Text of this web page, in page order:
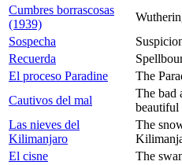
Cumbres borrascosas
(1939)
Sospecha
Recuerda
El proceso Paradine
The
Cautivos del mal
The bad
beautiful
Las nieves del
Kilimanjaro
The
El cisne
The